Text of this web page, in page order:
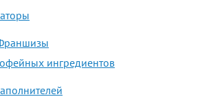
ингредиентов